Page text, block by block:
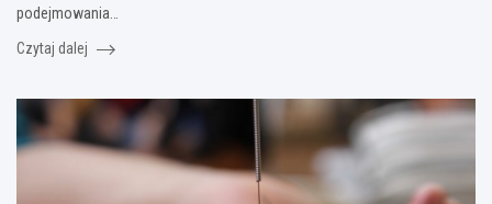
podejmowania…
Czytaj dalej